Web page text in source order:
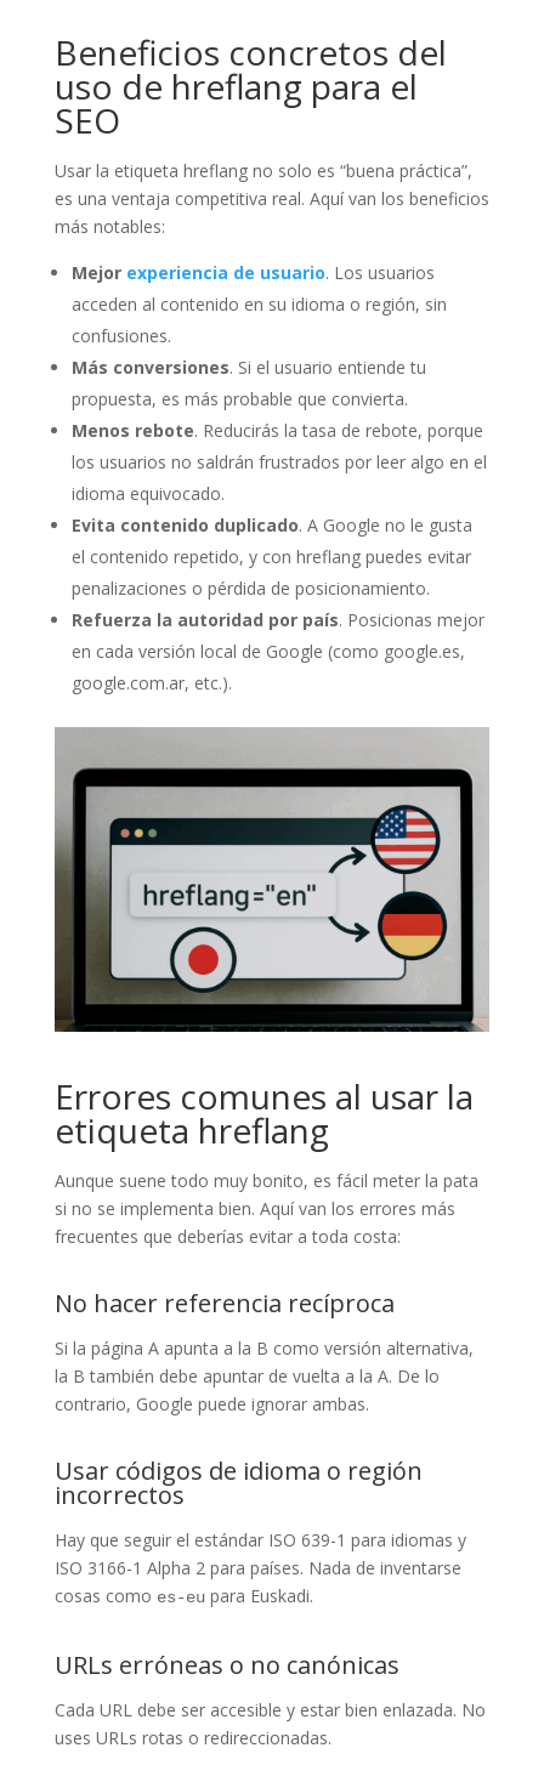
Beneficios concretos del
uso de hreflang para el
SEO
Usar la etiqueta hreflang no solo es “buena práctica”,
es una ventaja competitiva real. Aquí van los beneficios
más notables:
Mejor experiencia de usuario. Los usuarios
acceden al contenido en su idioma o región, sin
confusiones.
Más conversiones. Si el usuario entiende tu
propuesta, es más probable que convierta.
Menos rebote. Reducirás la tasa de rebote, porque
los usuarios no saldrán frustrados por leer algo en el
idioma equivocado.
Evita contenido duplicado. A Google no le gusta
el contenido repetido, y con hreflang puedes evitar
penalizaciones o pérdida de posicionamiento.
Refuerza la autoridad por país. Posicionas mejor
en cada versión local de Google (como google.es,
google.com.ar, etc.).
Errores comunes al usar la
etiqueta hreflang
Aunque suene todo muy bonito, es fácil meter la pata
si no se implementa bien. Aquí van los errores más
frecuentes que deberías evitar a toda costa:
No hacer referencia recíproca
Si la página A apunta a la B como versión alternativa,
la B también debe apuntar de vuelta a la A. De lo
contrario, Google puede ignorar ambas.
Usar códigos de idioma o región
incorrectos
Hay que seguir el estándar ISO 639-1 para idiomas y
ISO 3166-1 Alpha 2 para países. Nada de inventarse
cosas como es-eupara Euskadi.
URLs erróneas o no canónicas
Cada URL debe ser accesible y estar bien enlazada. No
uses URLs rotas o redireccionadas.